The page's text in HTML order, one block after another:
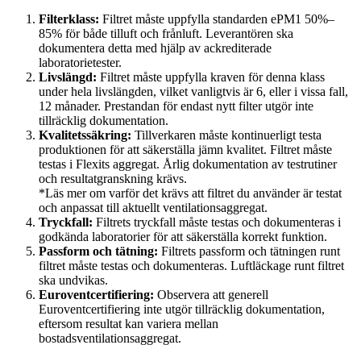
Filterklass: Filtret måste uppfylla standarden ePM1 50%–
85% för både tilluft och frånluft. Leverantören ska
dokumentera detta med hjälp av ackrediterade
laboratorietester.
Livslängd: Filtret måste uppfylla kraven för denna klass
under hela livslängden, vilket vanligtvis är 6, eller i vissa fall,
12 månader. Prestandan för endast nytt filter utgör inte
tillräcklig dokumentation.
Kvalitetssäkring: Tillverkaren måste kontinuerligt testa
produktionen för att säkerställa jämn kvalitet. Filtret måste
testas i Flexits aggregat. Årlig dokumentation av testrutiner
och resultatgranskning krävs.
*Läs mer om varför det krävs att filtret du använder är testat
och anpassat till aktuellt ventilationsaggregat.
Tryckfall: Filtrets tryckfall måste testas och dokumenteras i
godkända laboratorier för att säkerställa korrekt funktion.
Passform och tätning: Filtrets passform och tätningen runt
filtret måste testas och dokumenteras. Luftläckage runt filtret
ska undvikas.
Euroventcertifiering: Observera att generell
Euroventcertifiering inte utgör tillräcklig dokumentation,
eftersom resultat kan variera mellan
bostadsventilationsaggregat.